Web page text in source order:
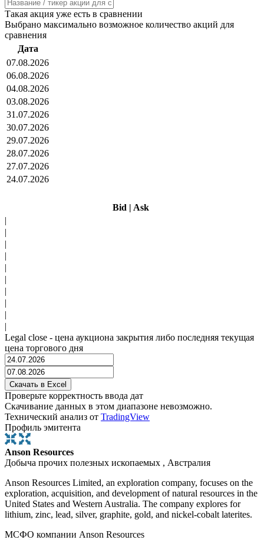
Такая акция уже есть в сравнении
Выбрано максимально возможное количество акций для
сравнения
Дата
07.08.2026
06.08.2026
04.08.2026
03.08.2026
31.07.2026
30.07.2026
29.07.2026
28.07.2026
27.07.2026
24.07.2026
Bid | Ask
|
|
|
|
|
|
|
|
|
|
Legal close - цена аукциона закрытия либо последняя текущая
цена торгового дня
Проверьте корректность ввода дат
Скачивание данных в этом диапазоне невозможно.
Технический анализ от TradingView
Профиль эмитента
Anson Resources
Добыча прочих полезных ископаемых , Австралия
Anson Resources Limited, an exploration company, focuses on the
exploration, acquisition, and development of natural resources in the
United States and Western Australia. The company explores for
lithium, zinc, lead, silver, graphite, gold, and nickel-cobalt laterites.
МСФО компании Anson Resources